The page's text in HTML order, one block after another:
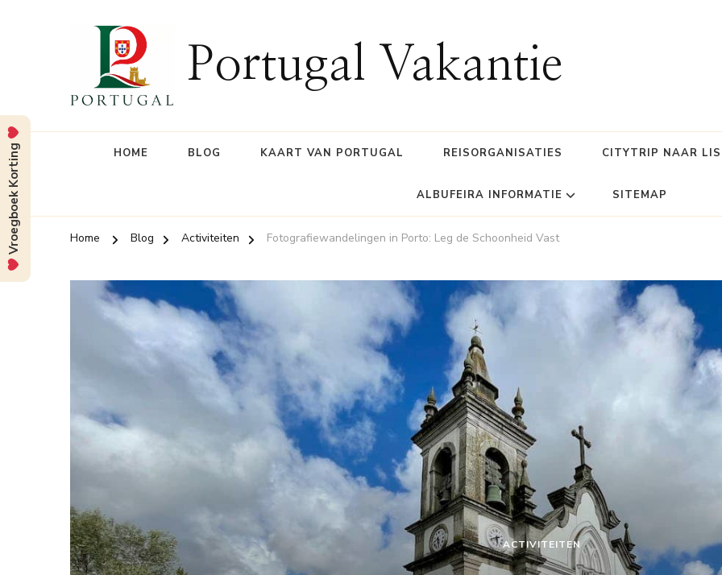
Portugal Vakantie
HOME BLOG KAART VAN PORTUGAL REISORGANISATIES CITYTRIP NAAR
ALBUFEIRA INFORMATIE SITEMAP
Home Blog Activiteiten Fotografiewandelingen in Porto: Leg de Schoonheid Vast
ACTIVITEITEN
Vroegboek Korting